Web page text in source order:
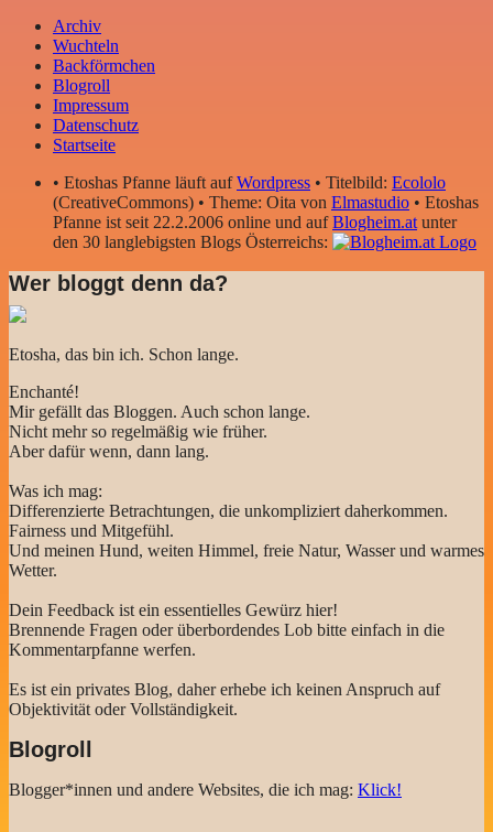
Archiv
Wuchteln
Backförmchen
Blogroll
Impressum
Datenschutz
Startseite
• Etoshas Pfanne läuft aufWordpress • Titelbild: Ecololo
(CreativeCommons) • Theme: Oita von Elmastudio • Etoshas
Pfanne ist seit 22.2.2006 online und aufBlogheim.at unter
den 30 langlebigsten Blogs Österreichs:
Wer bloggt denn da?
Etosha, das bin ich. Schon lange.
Enchanté!
Mir gefällt das Bloggen. Auch schon lange.
Nicht mehr so regelmäßig wie früher.
Aber dafür wenn, dann lang.
Was ich mag:
Differenzierte Betrachtungen, die unkompliziert daherkommen.
Fairness und Mitgefühl.
Und meinen Hund, weiten Himmel, freie Natur, Wasser und warmes
Wetter.
Dein Feedback ist ein essentielles Gewürz hier!
Brennende Fragen oder überbordendes Lob bitte einfach in die
Kommentarpfanne werfen.
Es ist ein privates Blog, daher erhebe ich keinen Anspruch auf
Objektivität oder Vollständigkeit.
Blogroll
Blogger*innen und andere Websites, die ich mag: Klick!